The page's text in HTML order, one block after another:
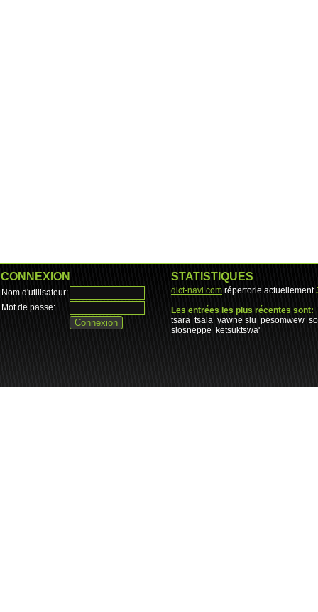
CONNEXION
Nom d'utilisateur:
Mot de passe:
STATISTIQUES
dict-navi.com répertorie actuellement
Les entrées les plus récentes sont:
tsara tsala yawne slu pesomwew
slosneppe
ketsuktswa'